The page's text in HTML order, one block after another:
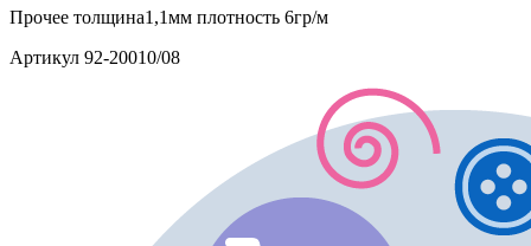
Прочее толщина1,1мм плотность 6гр/м
Артикул 92-20010/08